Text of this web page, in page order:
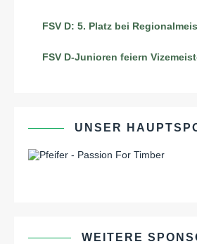
FSV D: 5. Platz bei
FSV D-Junioren feiern
UNSER
WEITERE